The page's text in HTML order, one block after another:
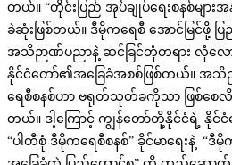
တယ်။ “တိုင်းပြည် အုပ်ချုပ်ရေးစနစ်မျာ
ခဲဆုံးဖြစ်တယ်။ ဒီမိုကရေစီ အောင်မြင်ဖို့
အသိဉာဏ်ပညာနဲ့ ဆင်ခြင်တုံတရား လုံလေ
နိုင်ငံတော်၏အခြေခံအစစ်ဖြစ်တယ်။ အသိ
ရေစီစနစ်ဟာ ဗရုတ်သုတ်ခကိုသာ ဖြစ်စေလိမ့်
တယ်။ ဒါ့ကြောင့် ကျွန်တော်တို့နိုင်ငံရဲ့ နိုင်ငံ
“ပါတီစုံ ဒီမိုကရေစီစနစ်” ခိုင်မာရေးနဲ့ “